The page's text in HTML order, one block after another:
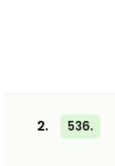
2. 536.